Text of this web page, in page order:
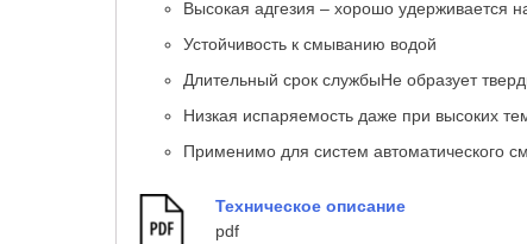
Высокая адгезия – хорошо удерживается
Устойчивость к смыванию водой
Длительный срок службыНе образует
Низкая испаряемость даже при высоких
Применимо для систем автоматического
Техническое описание
pdf